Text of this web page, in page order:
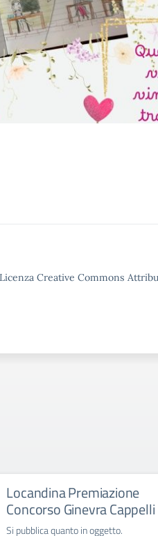
Creative Commons
Locandina Premiazione
Concorso Ginevra Cappelli
Si pubblica quanto in oggetto.